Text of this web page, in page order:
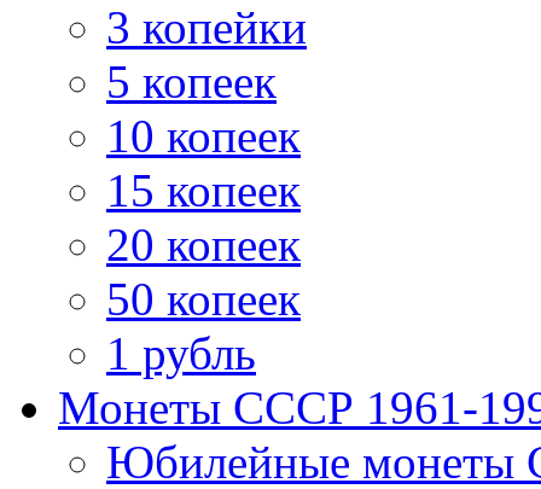
3 копейки
5 копеек
10 копеек
15 копеек
20 копеек
50 копеек
1 рубль
Монеты СССР 1961-
Юбилейные монеты